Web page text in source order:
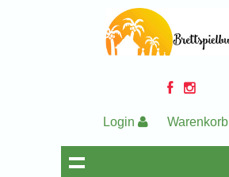
Login Warenkorb